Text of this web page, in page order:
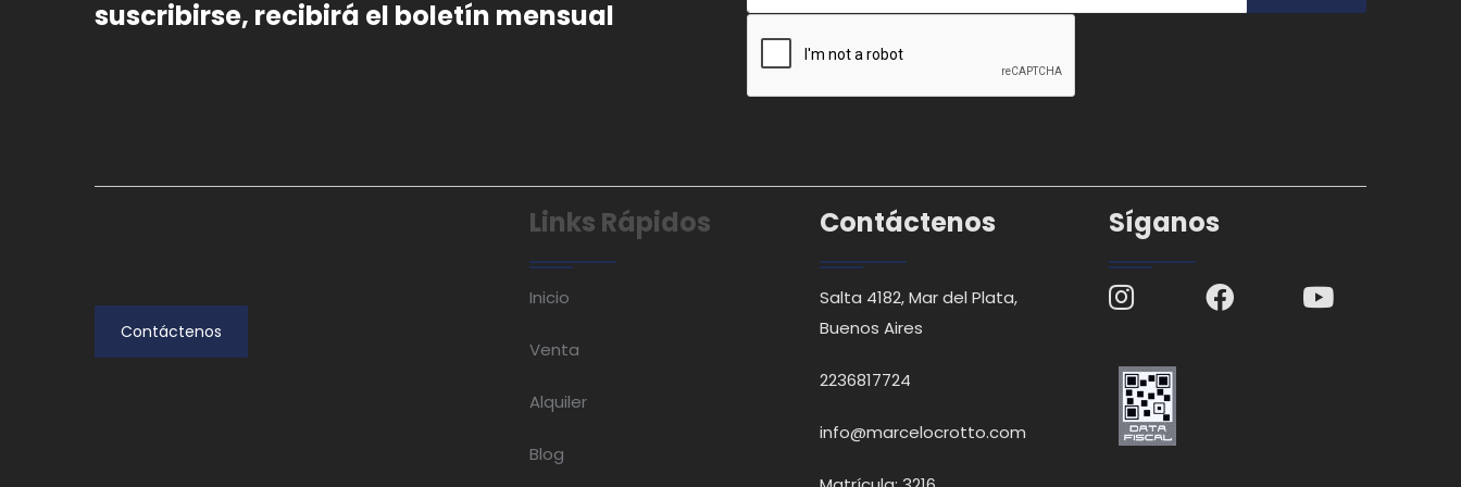
suscribirse, recibirá el boletín mensual
Contáctenos
Links Rápidos
Inicio
Venta
Alquiler
Blog
Contáctenos
Salta 4182, Mar del Plata,
Buenos Aires
2236817724
info@marcelocrotto.com
Síganos